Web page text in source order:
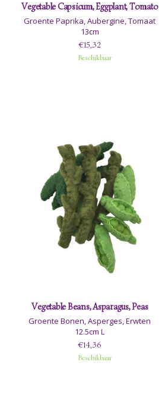
Vegetable Capsicum, Eggplant, Tomato
Groente Paprika, Aubergine, Tomaat
13cm
€15,32
Beschikbaar
Vegetable Beans, Asparagus, Peas
Groente Bonen, Asperges, Erwten
12.5cm L
€14,36
Beschikbaar